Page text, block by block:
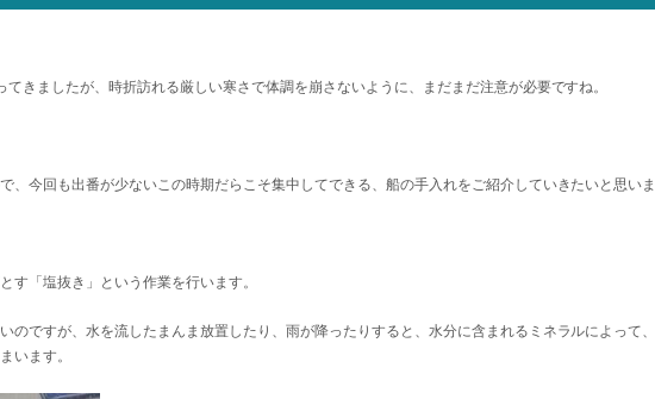
きましたが、時折訪れる厳しい寒さで体調を崩さないように、まだまだ注意が必要ですね。
、今回も出番が少ないこの時期だらこそ集中してできる、船の手入れをご紹介していきたいと思いま
す「塩抜き」という作業を行います。
のですが、水を流したまんま放置したり、雨が降ったりすると、水分に含まれるミネラルによって
います。